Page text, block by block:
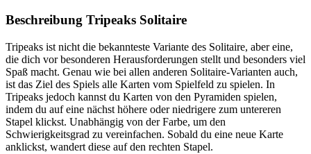
Beschreibung Tripeaks Solitaire
Tripeaks ist nicht die bekannteste Variante des Solitaire, aber eine,
die dich vor besonderen Herausforderungen stellt und besonders viel
Spaß macht. Genau wie bei allen anderen Solitaire-Varianten auch,
ist das Ziel des Spiels alle Karten vom Spielfeld zu spielen. In
Tripeaks jedoch kannst du Karten von den Pyramiden spielen,
indem du auf eine nächst höhere oder niedrigere zum untereren
Stapel klickst. Unabhängig von der Farbe, um den
Schwierigkeitsgrad zu vereinfachen. Sobald du eine neue Karte
anklickst, wandert diese auf den rechten Stapel.